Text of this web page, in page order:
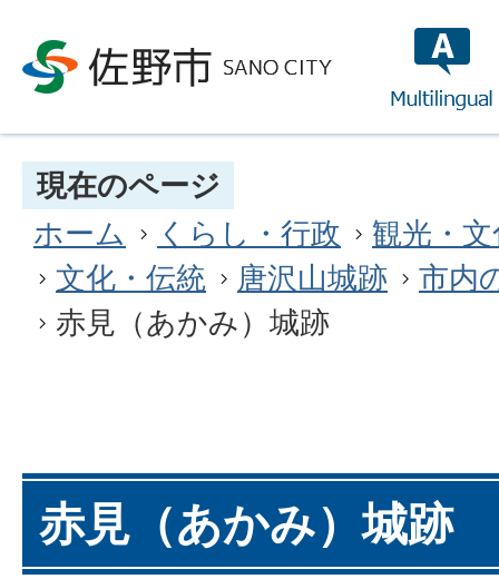
現在のページ
ホーム
くらし・行政
観光・
文化・伝統
唐沢山城跡
市内
赤見（あかみ）城跡
赤見（あかみ）城跡